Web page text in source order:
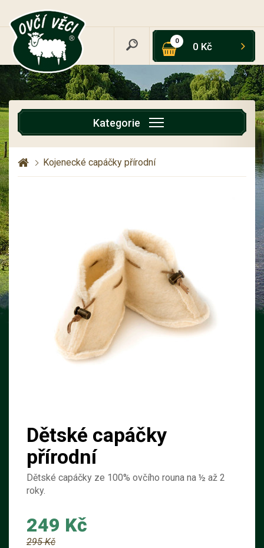
0 0 Kč
Kategorie
Kojenecké capáčky přírodní
Dětské capáčky
přírodní
Dětské capáčky ze 100% ovčího rouna na ½ až 2
roky.
249 Kč
295 Kč